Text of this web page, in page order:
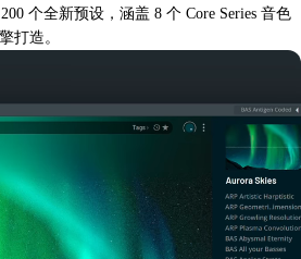
个全新预设，涵盖 8 个 Core Series 音色
打造。